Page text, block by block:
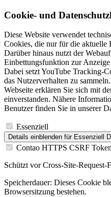
Cookie- und
Diese Website verwendet
Cookies, die nur für die aktuelle
Darüber hinaus nutzt der
Einbettungsfunktion zur
Dabei setzt YouTube Tracking-
das Nutzerverhalten zu
Webseite erklären Sie sich mit
einverstanden. Nähere
Benutzer finden Sie in unserer
Essenziell
Details einblenden für Essenziell
Contao HTTPS CSRF
Schützt vor Cross-Site-
Speicherdauer: Dieses Cookie
Browsersitzung bestehen.